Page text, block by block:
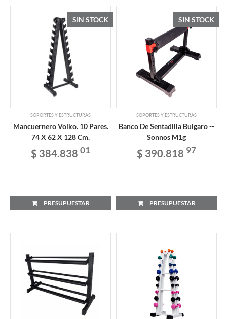
SIN STOCK
SOPORTES Y ESTRUCTURAS
Mancuernero Volko. 10 Pares.
74 X 62 X 128 Cm.
$ 384.838 01
PRESUPUESTAR
SIN STOCK
SOPORTES Y ESTRUCTURAS
Banco De Sentadilla Bulgaro --
Sonnos M1g
$ 390.818 97
PRESUPUESTAR